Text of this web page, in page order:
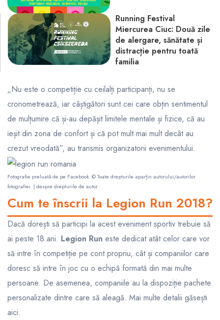
Running Festival
Miercurea Ciuc: Două zile
de alergare, sănătate și
distracție pentru toată
familia
„Nu este o competiție cu ceilalți participanți, nu se
cronometrează, iar câștigători sunt cei care obțin sentimentul
de mulțumire că și-au depășit limitele mentale și fizice, că au
ieșit din zona de confort și că pot mult mai mult decât au
crezut vreodată”, au transmis organizatorii evenimentului.
Fotografie preluată de pe Facebook. © Toate drepturile aparțin autorului/autorilor
fotografiei. | despre drepturile de autor
Cum te înscrii la Legion Run 2018?
Dacă dorești să participi la acest eveniment sportiv trebuie să
ai peste 18 ani. Legion Run este dedicat atât celor care vor
să intre în competiție pe cont propriu, cât și companiilor care
doresc să intre în joc cu o echipă formată din mai multe
persoane. De asemenea, companiile au la dispoziție pachete
personalizate dintre care să aleagă. Mai multe detalii găsești
aici.